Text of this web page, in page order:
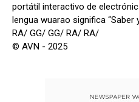
portátil interactivo de
lengua wuarao significa “Saber
RA/ GG/ GG/ RA/ RA/
© AVN - 2025